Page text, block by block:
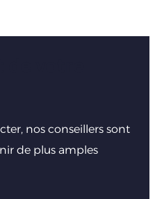
nos conseillers sont
de plus amples